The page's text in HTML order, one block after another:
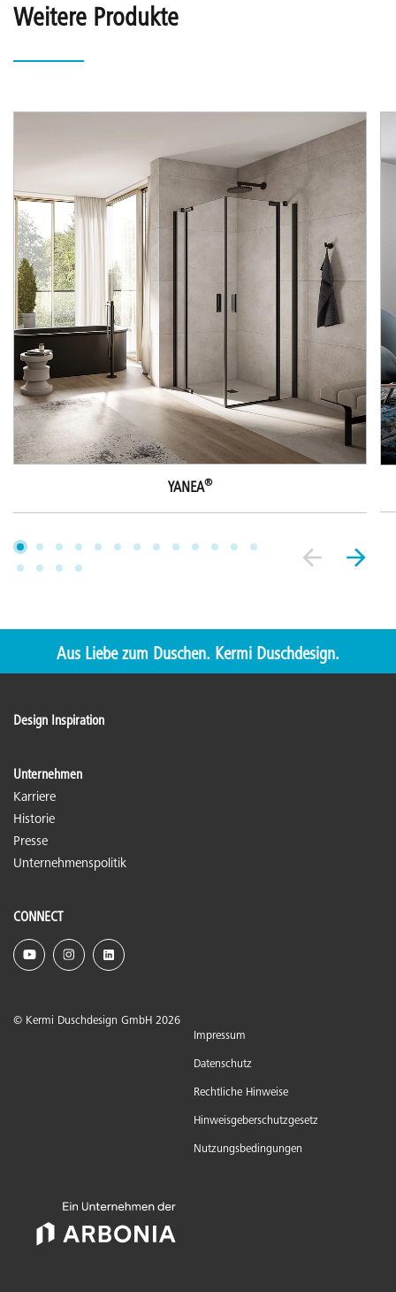
Weitere Produkte
YANEA®
Aus Liebe zum Duschen. Kermi Duschdesign.
Design Inspiration
Unternehmen
Karriere
Historie
Presse
Unternehmenspolitik
CONNECT
© Kermi Duschdesign GmbH 2026
Impressum
Datenschutz
Rechtliche Hinweise
Hinweisgeberschutzgesetz
Nutzungsbedingungen